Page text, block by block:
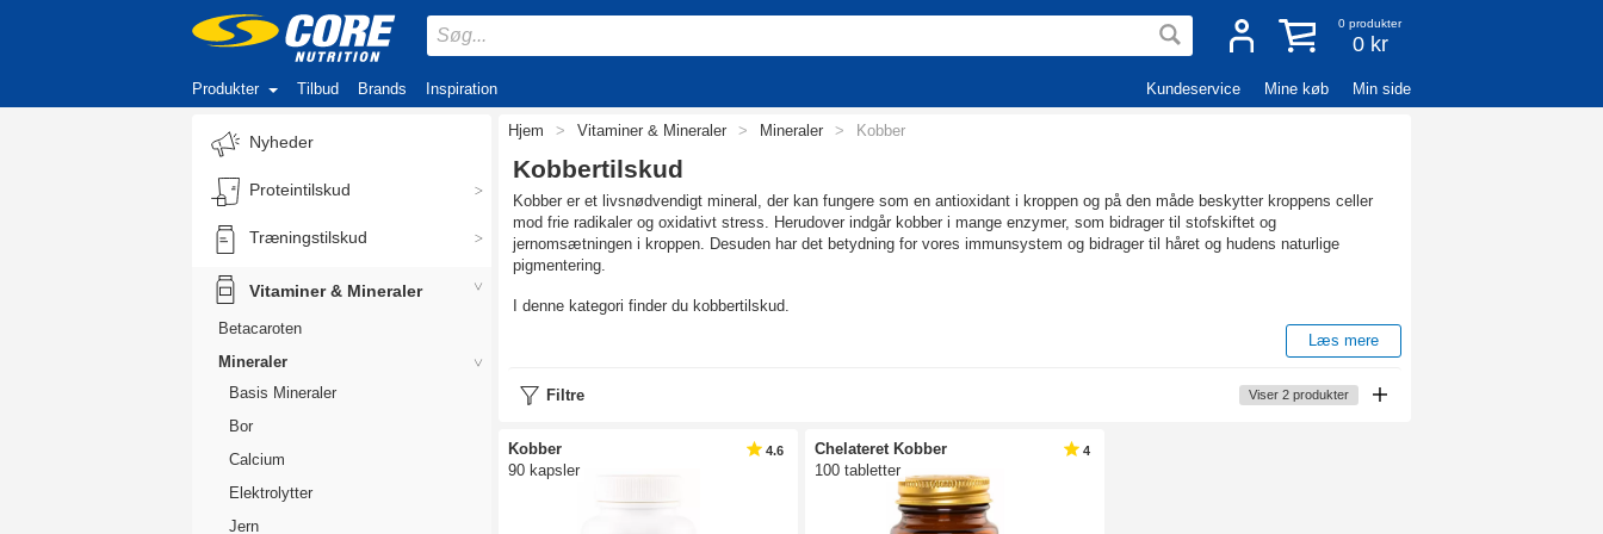
0 produkter
0 kr
Produkter Tilbud Brands Inspiration Kundeservice Mine køb Min side
Nyheder
Proteintilskud
Træningstilskud
Vitaminer & Mineraler
Betacaroten
Mineraler
Basis Mineraler
Bor
Calcium
Elektrolytter
Jern
Hjem > Vitaminer & Mineraler > Mineraler > Kobber
Kobbertilskud
Kobber er et livsnødvendigt mineral, der kan fungere som en antioxidant i kroppen og på den måde beskytter kroppens celler
mod frie radikaler og oxidativt stress. Herudover indgår kobber i mange enzymer, som bidrager til stofskiftet og
jernomsætningen i kroppen. Desuden har det betydning for vores immunsystem og bidrager til håret og hudens naturlige
pigmentering.
I denne kategori finder du kobbertilskud.
proteiner og enzymer, der er vigtige for bindevæv, forbrænding og nerve- og immunsystemet. Kobber bidrager også til normal
HVAD SKAL MAN SPISE FOR AT FÅ KOBBER?
Kobber er et essentielt mineral, der også fungerer som en antioxidant og er almindeligt forekommende i hår- og hudtilskud.
Kobber findes i små mængder i alle fødevarer, men Pålæg, lever, indmad, skaldyr, fuldkornsprodukter, bælgfrugter, nødder, og
Læs mere
Filtre Viser 2 produkter
Kobber
90 kapsler
4.6
Chelateret Kobber
100 tabletter
4